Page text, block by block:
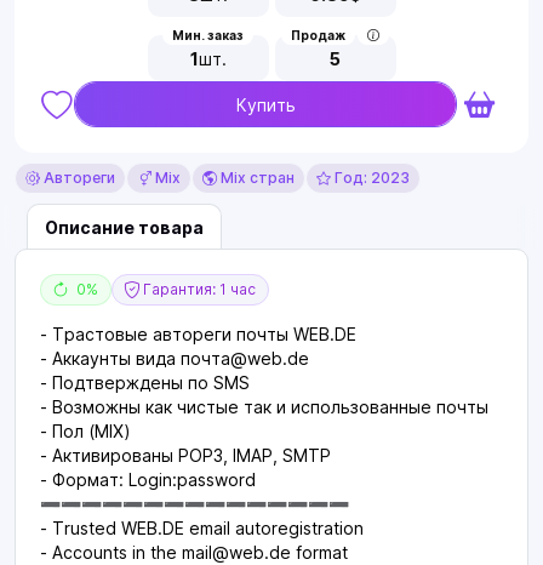
Мин. заказ
1шт.
Продаж
5
Купить
Автореги Mix Mix стран Год: 2023
Описание товара
0% Гарантия: 1 час
- Трастовые автореги почты WEB.DE
- Аккаунты вида почта@web.de
- Подтверждены по SMS
- Возможны как чистые так и использованные почты
- Пол (MIX)
- Активированы POP3, IMAP, SMTP
- Формат: Login:password
➖➖➖➖➖➖➖➖➖➖➖➖➖➖➖
- Trusted WEB.DE email autoregistration
- Accounts in the mail@web.de format